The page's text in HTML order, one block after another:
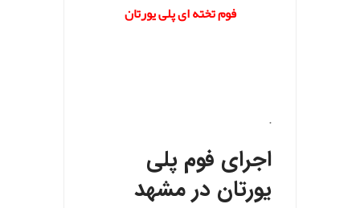
فوم تخته ای پلی یورتان
.
اجرای فوم پلی
یورتان در مشهد